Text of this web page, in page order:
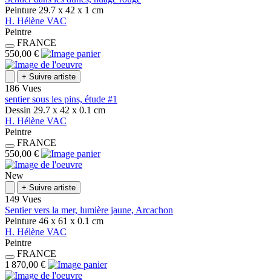
Peinture 29.7 x 42 x 1 cm
H. Hélène VAC
Peintre
FRANCE
550,00 €
+ Suivre artiste
186 Vues
sentier sous les pins, étude #1
Dessin 29.7 x 42 x 0.1 cm
H. Hélène VAC
Peintre
FRANCE
550,00 €
New
+ Suivre artiste
149 Vues
Sentier vers la mer, lumière jaune, Arcachon
Peinture 46 x 61 x 0.1 cm
H. Hélène VAC
Peintre
FRANCE
1 870,00 €